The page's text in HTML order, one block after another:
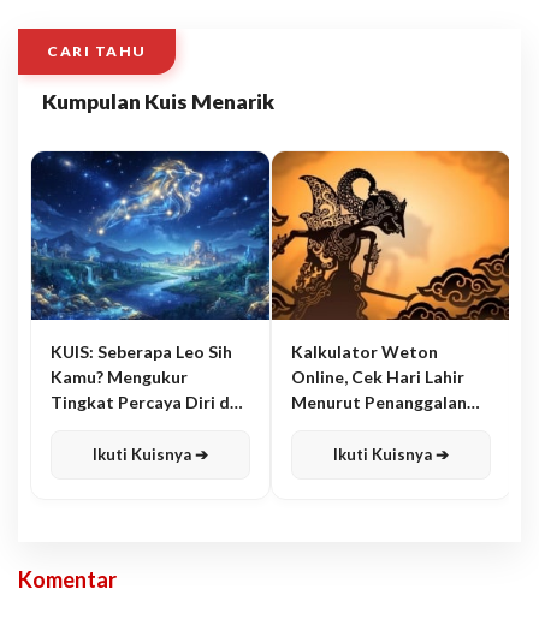
CARI TAHU
Kumpulan Kuis Menarik
KUIS: Seberapa Leo Sih
Kamu? Mengukur
Tingkat Percaya Diri dan
Ikuti Kuisnya ➔
Kalkulator Weton
Online, Cek Hari Lahir
Menurut Penanggalan
Ikuti Kuisnya ➔
Komentar